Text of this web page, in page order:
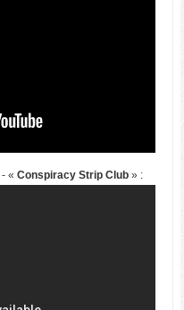
- «Conspiracy Strip Club » :